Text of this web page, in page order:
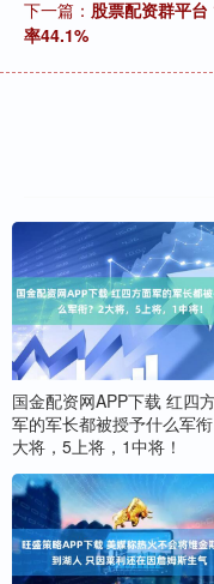
下一篇： 股票配资群平
率44.1%
国金配资网APP下载 红四
军的军长都被授予什么军
大将，5上将，1中将！